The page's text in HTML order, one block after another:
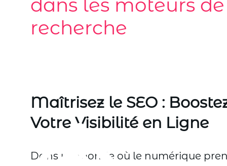
dans les moteurs de
recherche
Maîtrisez le SEO :
Votre Visibilité en Ligne
Dans un monde où le numérique